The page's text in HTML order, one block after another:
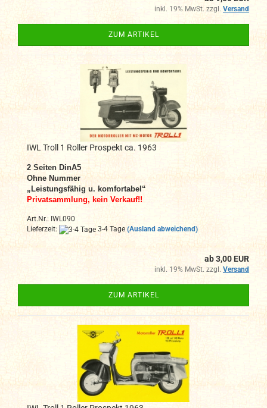
inkl. 19% MwSt. zzgl. Versand
ZUM ARTIKEL
IWL Troll 1 Roller Prospekt ca. 1963
2 Seiten DinA5
Ohne Nummer
„Leistungsfähig u. komfortabel“
Privatsammlung, kein Verkauf!!
Art.Nr.: IWL090
Lieferzeit:
3-4 Tage (Ausland abweichend)
ab 3,00 EUR
inkl. 19% MwSt. zzgl. Versand
ZUM ARTIKEL